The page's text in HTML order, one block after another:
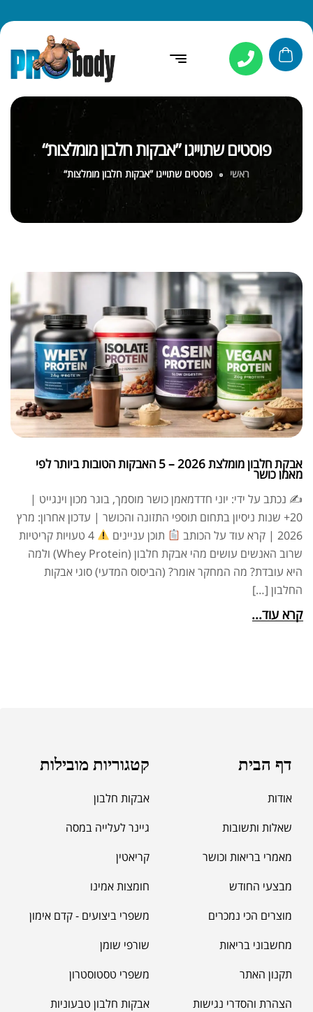
פוסטים שתוייגו ”אבקות חלבון מומלצות“
ראשי פוסטים שתוייגו ”אבקות חלבון מומלצות“
אבקת חלבון מומלצת 2026 – 5 האבקות הטובות ביותר לפי
מאמן כושר
✍ נכתב על ידי: יוני חדדמאמן כושר מוסמך, בוגר מכון וינגייט |
20+ שנות ניסיון בתחום תוספי התזונה והכושר | עדכון אחרון: מרץ
2026 | קרא עוד על הכותב
תוכן עניינים
4 טעויות קריטיות
שרוב האנשים עושים מהי אבקת חלבון (Whey Protein) ולמה
היא עובדת? מה המחקר אומר? (הביסוס המדעי) סוגי אבקות
החלבון […]
קרא עוד...
דף הבית
אודות
שאלות ותשובות
מאמרי בריאות וכושר
מבצעי החודש
מוצרים הכי נמכרים
מחשבוני בריאות
תקנון האתר
הצהרת והסדרי נגישות
קטגוריות מובילות
אבקות חלבון
גיינר לעלייה במסה
קריאטין
חומצות אמינו
משפרי ביצועים - קדם אימון
שורפי שומן
משפרי טסטוסטרון
אבקות חלבון טבעוניות